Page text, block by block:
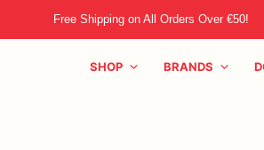
Free Shipping on All Orders Over €50!
SHOP BRANDS